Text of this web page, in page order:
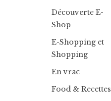
Découverte E-
Shop
E-Shopping et
Shopping
En vrac
Food & Recettes